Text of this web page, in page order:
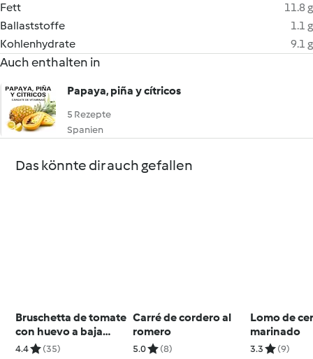
Fett
11.8 g
Ballaststoffe
1.1 g
Kohlenhydrate
9.1 g
Auch enthalten in
Papaya, piña y cítricos
5 Rezepte
Spanien
Das könnte dir auch gefallen
Bruschetta de tomate
con huevo a baja
temperatura
4.4 (35)
Carré de cordero al
romero
5.0 (8)
Lomo de
marinado
3.3 (9)